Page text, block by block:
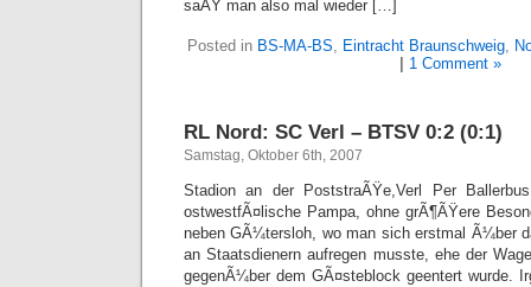
saÃŸ man also mal wieder […]
Posted in BS-MA-BS, Eintracht Braunschweig,
1 Comment »
RL Nord: SC Verl – BTSV 0:2 (0:1)
Samstag, Oktober 6th, 2007
Stadion an der PoststraÃŸe,Verl Per
ostwestfÃ¤lische Pampa, ohne grÃ¶ÃŸere
neben GÃ¼tersloh, wo man sich erstmal Ã¼ber
an Staatsdienern aufregen musste, ehe der
gegenÃ¼ber dem GÃ¤steblock geentert wurde.